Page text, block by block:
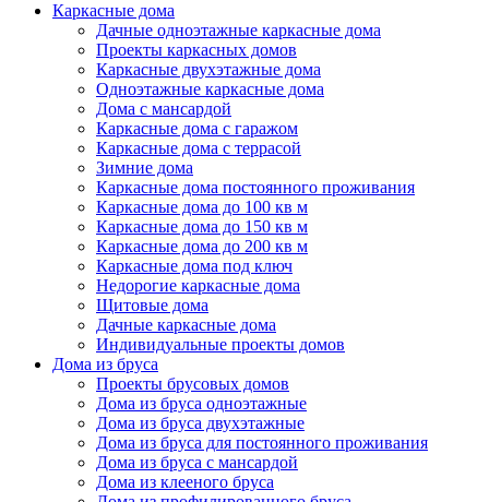
Каркасные дома
Дачные одноэтажные каркасные дома
Проекты каркасных домов
Каркасные двухэтажные дома
Одноэтажные каркасные дома
Дома с мансардой
Каркасные дома с гаражом
Каркасные дома с террасой
Зимние дома
Каркасные дома постоянного проживания
Каркасные дома до 100 кв м
Каркасные дома до 150 кв м
Каркасные дома до 200 кв м
Каркасные дома под ключ
Недорогие каркасные дома
Щитовые дома
Дачные каркасные дома
Индивидуальные проекты домов
Дома из бруса
Проекты брусовых домов
Дома из бруса одноэтажные
Дома из бруса двухэтажные
Дома из бруса для постоянного проживания
Дома из бруса с мансардой
Дома из клееного бруса